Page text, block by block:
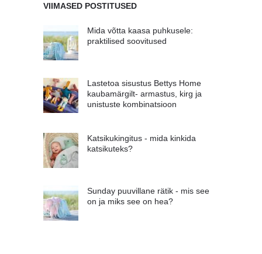
VIIMASED POSTITUSED
Mida võtta kaasa puhkusele:
praktilised soovitused
Lastetoa sisustus Bettys Home
kaubamärgilt- armastus, kirg ja
unistuste kombinatsioon
Katsikukingitus - mida kinkida
katsikuteks?
Sunday puuvillane rätik - mis see
on ja miks see on hea?